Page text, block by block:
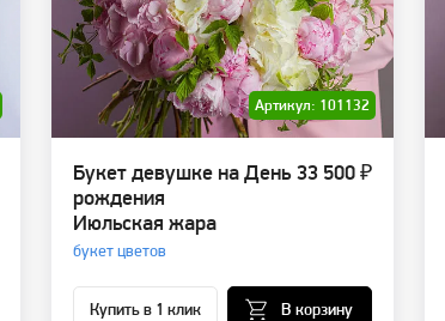
Артикул: 101132
Букет девушке на День
рождения
Июльская жара
букет цветов
33 500 ₽
Купить в 1 клик В корзину